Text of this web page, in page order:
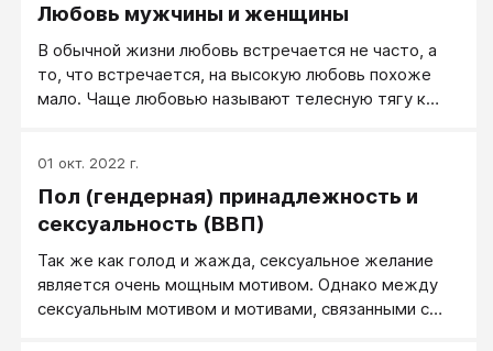
Любовь мужчины и женщины
В обычной жизни любовь встречается не часто, а
то, что встречается, на высокую любовь похоже
мало. Чаще любовью называют телесную тягу к
настоящей любви, как о высоких отношениях между
мужчиной и женщиной, любят помечтать, чтобы
вдруг ее получить себе, в свою жизнь, но редко кто
в отношения, чтобы они стали отношениями с
любовью.
01 окт. 2022 г.
Пол (гендерная) принадлежность и
сексуальность (ВВП)
Так же как голод и жажда, сексуальное желание
является очень мощным мотивом. Однако между
сексуальным мотивом и мотивами, связанными с